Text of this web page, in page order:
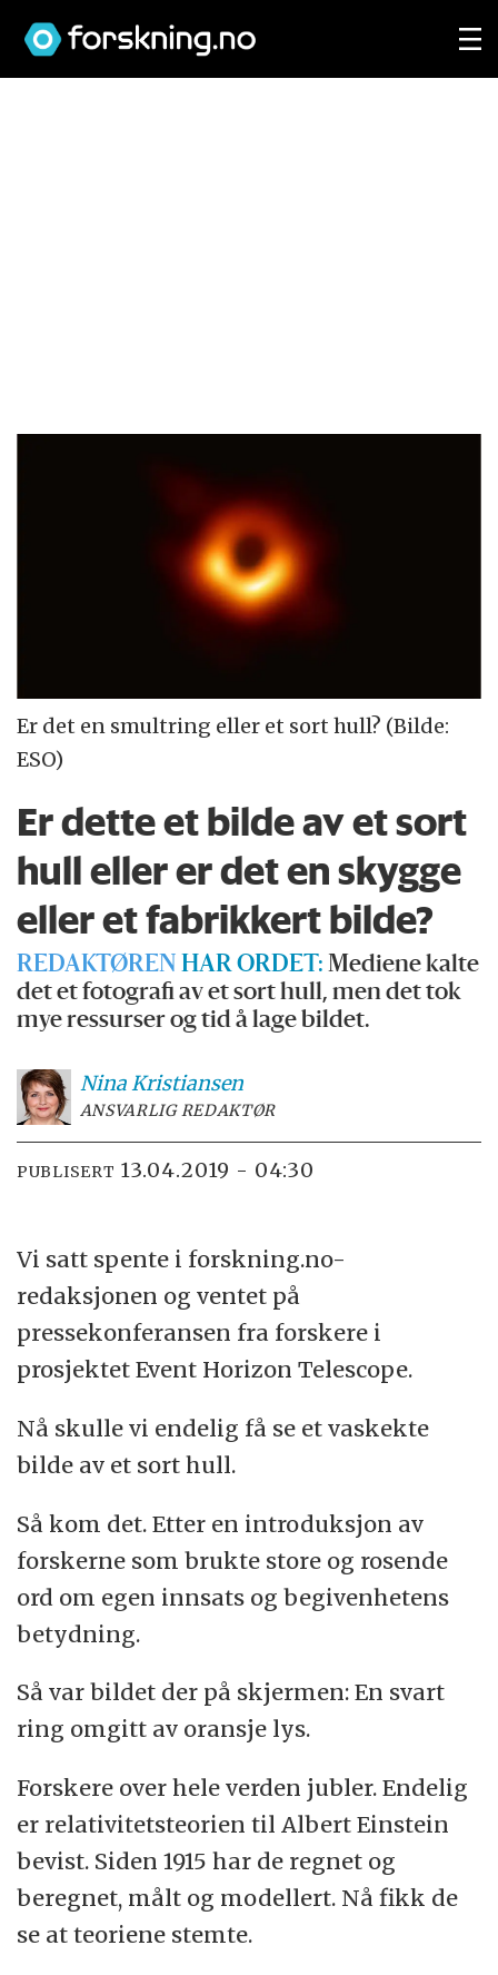
Er det en smultring eller et sort hull? (Bilde:
ESO)
Er dette et bilde av et sort
hull eller er det en skygge
eller et fabrikkert bilde?
REDAKTØREN HAR ORDET: Mediene kalte
det et fotografi av et sort hull, men det tok
mye ressurser og tid å lage bildet.
NinaKristiansen
ANSVARLIG REDAKTØR
PUBLISERT 13.04.2019 - 04:30
Vi satt spente i forskning.no-
redaksjonen og ventet på
pressekonferansen fra forskere i
prosjektet Event Horizon Telescope.
Nå skulle vi endelig få se et vaskekte
bilde av et sort hull.
Så kom det. Etter en introduksjon av
forskerne som brukte store og rosende
ord om egen innsats og begivenhetens
betydning.
Så var bildet der på skjermen: En svart
ring omgitt av oransje lys.
Forskere over hele verden jubler. Endelig
er relativitetsteorien til Albert Einstein
bevist. Siden 1915 har de regnet og
beregnet, målt og modellert. Nå fikk de
se at teoriene stemte.